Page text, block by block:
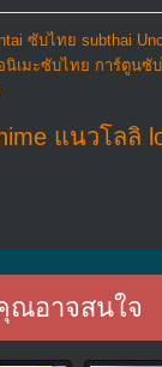
ซับไทย subthai
นิเมะซับไทย การ์ตูนซั
แนวโลลิ
ณอาจสนใจ